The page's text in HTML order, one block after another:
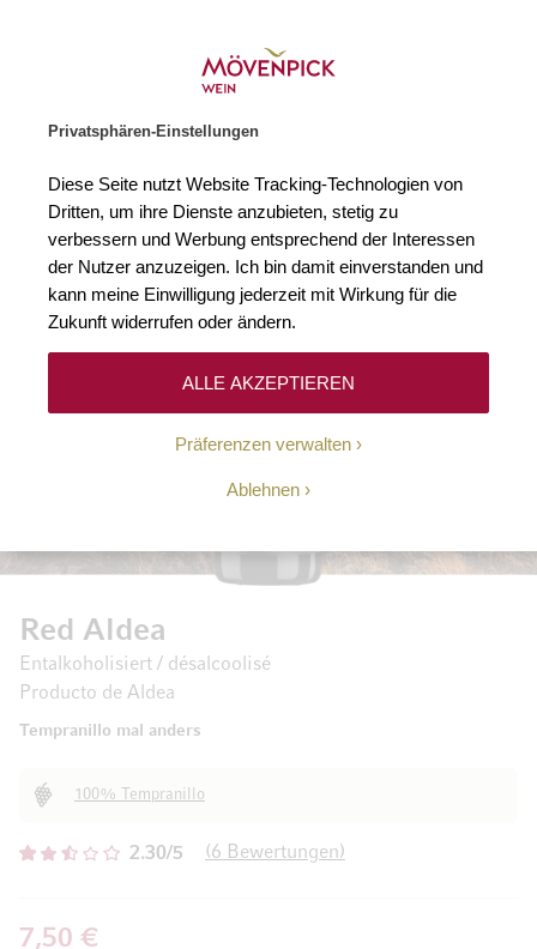
Privatsphären-Einstellungen
Diese Seite nutzt Website Tracking-Technologien von
Dritten, um ihre Dienste anzubieten, stetig zu
verbessern und Werbung entsprechend der Interessen
der Nutzer anzuzeigen. Ich bin damit einverstanden und
kann meine Einwilligung jederzeit mit Wirkung für die
Zukunft widerrufen oder ändern.
Präferenzen verwalten
Ablehnen
ALLE AKZEPTIEREN
2.30/5 6 Bewertungen
Red Aldea
Entalkoholisiert / désalcoolisé
Producto de Aldea
Tempranillo mal anders
100% Tempranillo
7,50 €
Zum Ende der Bildgalerie springen
Zum Anfang der